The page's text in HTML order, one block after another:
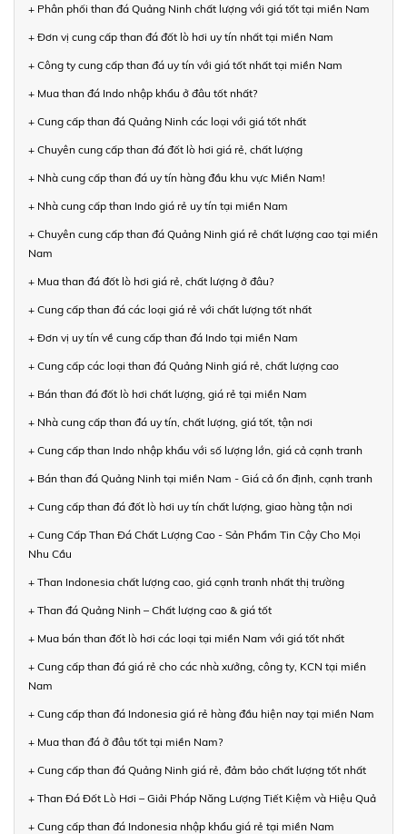
+ Phân phối than đá Quảng Ninh chất lượng với giá tốt tại miền Nam
+ Đơn vị cung cấp than đá đốt lò hơi uy tín nhất tại miền Nam
+ Công ty cung cấp than đá uy tín với giá tốt nhất tại miền Nam
+ Mua than đá Indo nhập khẩu ở đâu tốt nhất?
+ Cung cấp than đá Quảng Ninh các loại với giá tốt nhất
+ Chuyên cung cấp than đá đốt lò hơi giá rẻ, chất lượng
+ Nhà cung cấp than đá uy tín hàng đầu khu vực Miền Nam!
+ Nhà cung cấp than Indo giá rẻ uy tín tại miền Nam
+ Chuyên cung cấp than đá Quảng Ninh giá rẻ chất lượng cao tại miền
Nam
+ Mua than đá đốt lò hơi giá rẻ, chất lượng ở đâu?
+ Cung cấp than đá các loại giá rẻ với chất lượng tốt nhất
+ Đơn vị uy tín về cung cấp than đá Indo tại miền Nam
+ Cung cấp các loại than đá Quảng Ninh giá rẻ, chất lượng cao
+ Bán than đá đốt lò hơi chất lượng, giá rẻ tại miền Nam
+ Nhà cung cấp than đá uy tín, chất lượng, giá tốt, tận nơi
+ Cung cấp than Indo nhập khẩu với số lượng lớn, giá cả cạnh tranh
+ Bán than đá Quảng Ninh tại miền Nam - Giá cả ổn định, cạnh tranh
+ Cung cấp than đá đốt lò hơi uy tín chất lượng, giao hàng tận nơi
+ Cung Cấp Than Đá Chất Lượng Cao - Sản Phẩm Tin Cậy Cho Mọi
Nhu Cầu
+ Than Indonesia chất lượng cao, giá cạnh tranh nhất thị trường
+ Than đá Quảng Ninh – Chất lượng cao & giá tốt
+ Mua bán than đốt lò hơi các loại tại miền Nam với giá tốt nhất
+ Cung cấp than đá giá rẻ cho các nhà xưởng, công ty, KCN tại miền
Nam
+ Cung cấp than đá Indonesia giá rẻ hàng đầu hiện nay tại miền Nam
+ Mua than đá ở đâu tốt tại miền Nam?
+ Cung cấp than đá Quảng Ninh giá rẻ, đảm bảo chất lượng tốt nhất
+ Than Đá Đốt Lò Hơi – Giải Pháp Năng Lượng Tiết Kiệm và Hiệu Quả
+ Cung cấp than đá Indonesia nhập khẩu giá rẻ tại miền Nam